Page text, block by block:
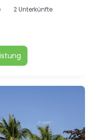
2 Unterkünfte